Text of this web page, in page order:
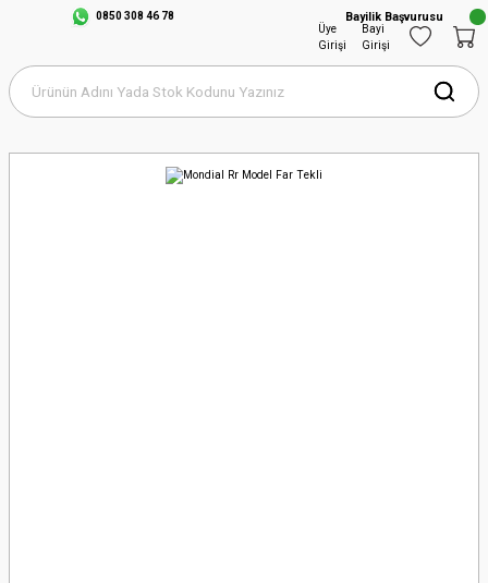
Üye
Girişi
Bayi
Girişi
0850 308 46 78 Bayilik Başvurusu